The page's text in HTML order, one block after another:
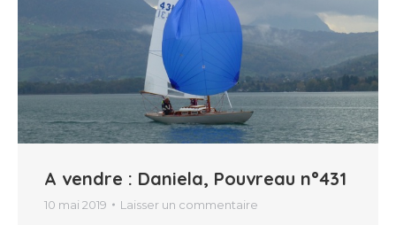
A vendre : Daniela, Pouvreau n°431
10 mai 2019 Laisser un commentaire